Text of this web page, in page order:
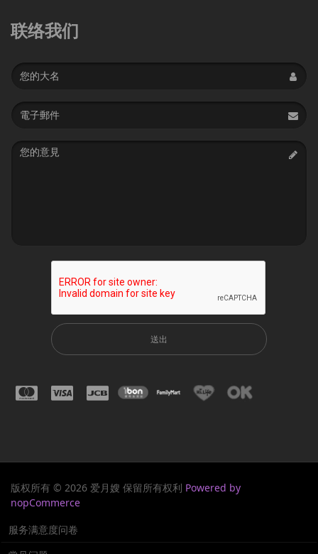
联络我们
Name
Email
address
Message
送出
版权所有 © 2026 爱月嫂 保留所有权利 Powered by
nopCommerce
服务满意度问卷